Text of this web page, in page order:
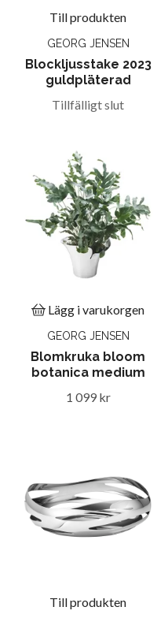
Till produkten
GEORG JENSEN
Blockljusstake 2023
guldpläterad
Tillfälligt slut
Lägg i varukorgen
GEORG JENSEN
Blomkruka bloom
botanica medium
1 099 kr
Till produkten